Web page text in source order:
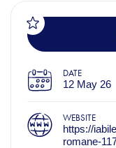
DATE
12 May 26
WEBSITE
https://
romane-